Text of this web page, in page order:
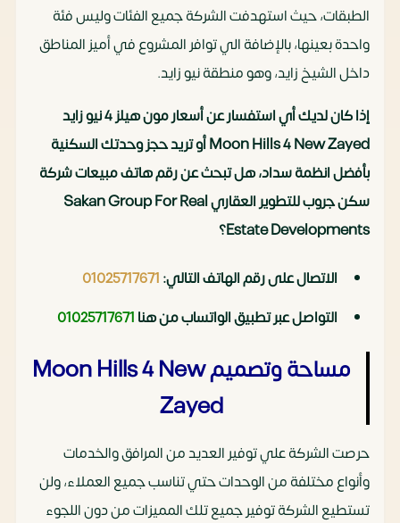
الطبقات، حيث استهدفت الشركة جميع الفئات وليس فئة
واحدة بعينها، بالإضافة الي توافر المشروع في أميز المناطق
داخل الشيخ زايد، وهو منطقة نيو زايد.
إذا كان لديك أي استفسار عن أسعار مون هيلز 4 نيو زايد
Moon Hills 4 New Zayed أو تريد حجز وحدتك السكنية
بأفضل انظمة سداد، هل تبحث عن رقم هاتف مبيعات شركة
سكن جروب للتطوير العقاري Sakan Group For Real
Estate Developments؟
الاتصال على رقم الهاتف التالي:01025717671
التواصل عبر تطبيق الواتساب من هنا01025717671
مساحة وتصميم Moon Hills 4 New
Zayed
حرصت الشركة علي توفير العديد من المرافق والخدمات
وأنواع مختلفة من الوحدات حتي تناسب جميع العملاء، ولن
تستطيع الشركة توفير جميع تلك المميزات من دون اللجوء